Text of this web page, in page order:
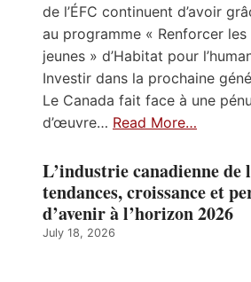
de l’ÉFC continuent d’avoir
au programme « Renforcer
jeunes » d’Habitat pour
Investir dans la prochaine
Le Canada fait face à une
d’œuvre… Read More…
L’industrie canadienne de
tendances, croissance et
d’avenir à l’horizon 2026
July 18, 2026